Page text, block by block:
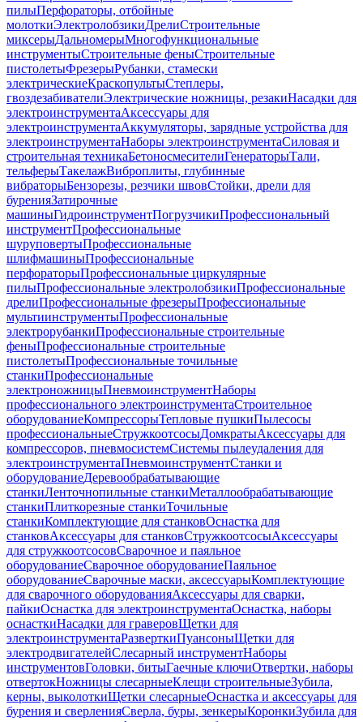
пилыПерфораторы, отбойные
молоткиЭлектролобзикиДрелиСтроительные
миксерыДальномерыМногофункциональные
инструментыСтроительные феныСтроительные
пистолетыФрезерыРубанки, стамески
электрическиеКраскопультыСтеплеры,
гвоздезабивателиЭлектрические ножницы, резакиНасадки для
электроинструментаАксессуары для
электроинструментаАккумуляторы, зарядные устройства для
электроинструментаНаборы электроинструментаСиловая и
строительная техникаБетоносмесителиГенераторыТали,
тельферыТакелажВиброплиты, глубинные
вибраторыБензорезы, резчики швовСтойки, дрели для
буренияЗатирочные
машиныГидроинструментПогрузчикиПрофессиональный
инструментПрофессиональные
шуруповертыПрофессиональные
шлифмашиныПрофессиональные
перфораторыПрофессиональные циркулярные
пилыПрофессиональные электролобзикиПрофессиональные
дрелиПрофессиональные фрезерыПрофессиональные
мультиинструментыПрофессиональные
электрорубанкиПрофессиональные строительные
феныПрофессиональные строительные
пистолетыПрофессиональные точильные
станкиПрофессиональные
электроножницыПневмоинструментНаборы
профессионального электроинструментаСтроительное
оборудованиеКомпрессорыТепловые пушкиПылесосы
профессиональныеСтружкоотсосыДомкратыАксессуары для
компрессоров, пневмосистемСистемы пылеудаления для
электроинструментаПневмоинструментСтанки и
оборудованиеДеревообрабатывающие
станкиЛенточнопильные станкиМеталлообрабатывающие
станкиПлиткорезные станкиТочильные
станкиКомплектующие для станковОснастка для
станковАксессуары для станковСтружкоотсосыАксессуары
для стружкоотсосовСварочное и паяльное
оборудованиеСварочное оборудованиеПаяльное
оборудованиеСварочные маски, аксессуарыКомплектующие
для сварочного оборудованияАксессуары для сварки,
пайкиОснастка для электроинструментаОснастка, наборы
оснасткиНасадки для граверовЩетки для
электроинструментаРазверткиПуансоныЩетки для
электродвигателейСлесарный инструментНаборы
инструментовГоловки, битыГаечные ключиОтвертки, наборы
отвертокНожницы слесарныеКлещи строительныеЗубила,
керны, выколоткиЩетки слесарныеОснастка и аксессуары для
бурения и сверленияСверла, буры, зенкерыКоронкиЗубила для